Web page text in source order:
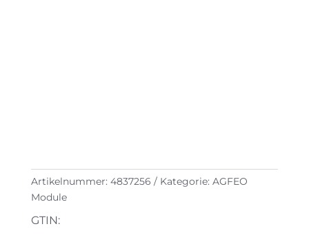
Artikelnummer: 4837256 Kategorie: AGFEO
Module
GTIN: